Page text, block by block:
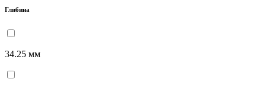
Глибина
34.25 мм